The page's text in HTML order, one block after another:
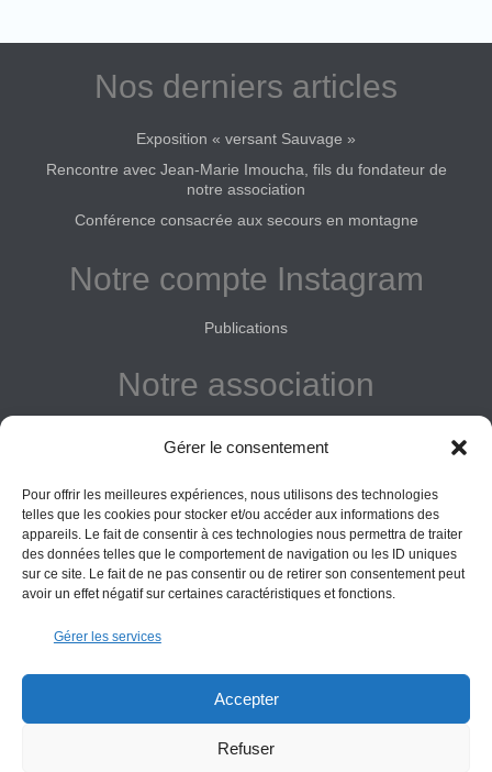
Gérer le consentement
Pour offrir les meilleures expériences, nous utilisons des technologies
telles que les cookies pour stocker et/ou accéder aux informations des
appareils. Le fait de consentir à ces technologies nous permettra de traiter
des données telles que le comportement de navigation ou les ID uniques
sur ce site. Le fait de ne pas consentir ou de retirer son consentement peut
avoir un effet négatif sur certaines caractéristiques et fonctions.
Gérer les services
Accepter
Refuser
Nos derniers articles
Exposition « versant Sauvage »
Rencontre avec Jean-Marie Imoucha, fils du fondateur de
notre association
Conférence consacrée aux secours en montagne
Notre compte Instagram
Publications
Notre association
Donner
Vos obligations
informations données sur ce site le sont à titre indicatif et la
ne saurait être engagée. Il appartient au visiteur de suivre